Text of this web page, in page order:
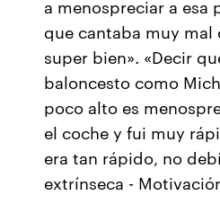
a menospreciar a esa
que cantaba muy mal
super bien». «Decir
baloncesto como
poco alto es
el coche y fui muy
era tan rápido, no
extrínseca -